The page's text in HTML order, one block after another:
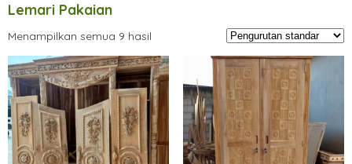
Lemari Pakaian
Menampilkan semua 9 hasil